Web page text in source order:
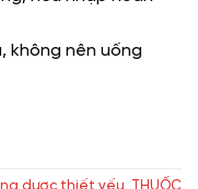
không nên uống